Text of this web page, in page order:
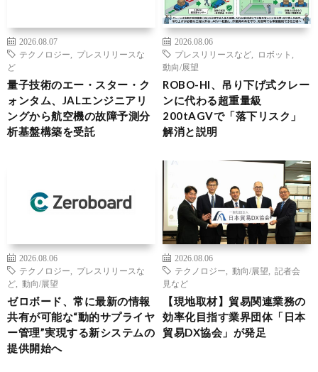
2026.08.07
テクノロジー
プレスリリースな
ど
量子技術のエー・スター・ク
ォンタム、JALエンジニアリ
ングから航空機の故障予測分
析基盤構築を受託
2026.08.06
プレスリリースなど
ロボット
動向/展望
ROBO-HI、吊り下げ式クレー
ンに代わる超重量級
200tAGVで「落下リスク」
解消と説明
2026.08.06
テクノロジー
プレスリリースな
ど
動向/展望
ゼロボード、常に最新の情報
共有が可能な“動的サプライヤ
ー管理”実現する新システムの
提供開始へ
2026.08.06
テクノロジー
動向/展望
記者会
見など
【現地取材】貿易関連業務の
効率化目指す業界団体「日本
貿易DX協会」が発足